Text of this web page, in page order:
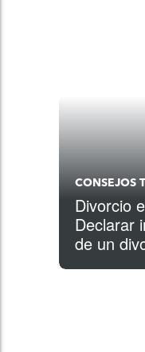
CONSEJOS
Divorcio
Declarar
de un